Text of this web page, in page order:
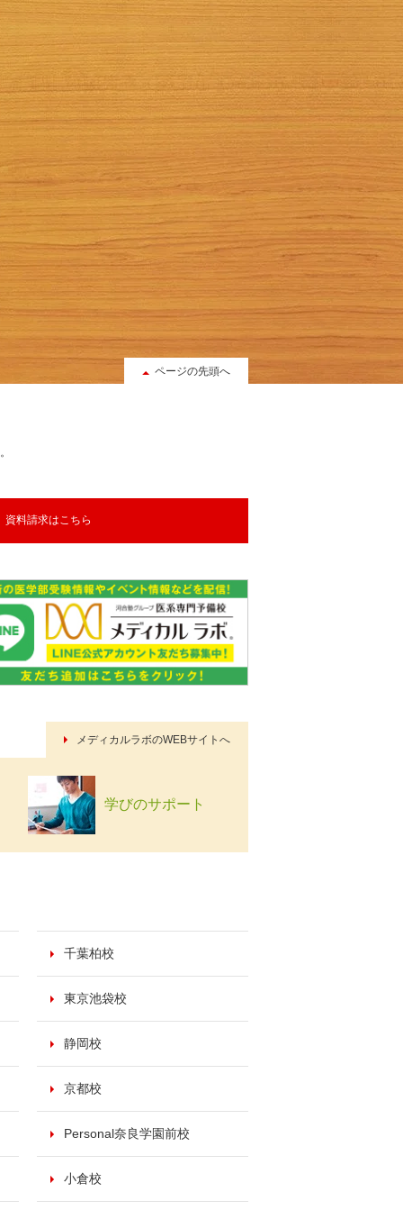
ページの先頭へ
資料請求はこちら
メディカルラボのWEBサイトへ
学びのサポート
千葉柏校
東京池袋校
静岡校
京都校
Personal奈良学園前校
小倉校